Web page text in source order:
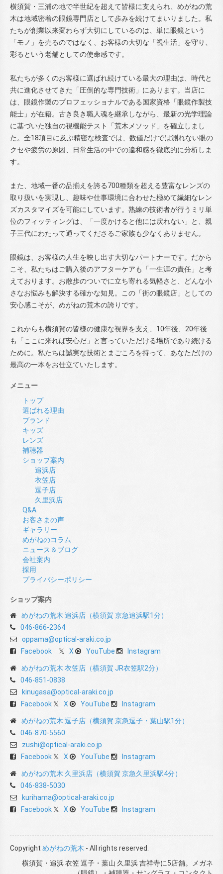
横須賀・三浦の地で半世紀を超えて皆様に支えられ、めがねの荒
木は地域密着の眼鏡専門店として歩みを続けてまいりました。私
たちが創業以来変わらず大切にしているのは、単に眼鏡という
「モノ」を売るのではなく、お客様の大切な「視生活」を守り、
彩るという老舗としての使命感です。
私たちが多くのお客様に選ばれ続けている最大の理由は、時代と
共に進化させてきた「圧倒的な専門技術」にあります。当店に
は、眼鏡作製のプロフェッショナルである国家資格「眼鏡作製技
能士」が在籍。古き良き職人魂を継承しながら、最新の光学理論
に基づいた独自の視機能テスト「荒木メソッド」を確立しまし
た。全18項目に及ぶ精密な検査では、数値だけでは測れない眼の
クセや疲労の原因、日常生活の中での違和感を徹底的に分析しま
す。
また、地域一番の品揃えを誇る700種類を超える豊富なレンズの
取り扱いを実現し、趣味や仕事環境に合わせた極めて繊細なレン
ズカスタマイズを可能にしています。熟練の技術者が行うミリ単
位のフィッティングは、「一度かけると他には戻れない」と、親
子三代にわたって通ってくださるご家族も少なくありません。
眼鏡は、お客様の人生を映し出す大切なパートナーです。だから
こそ、私たちはご購入後のアフターケアも「一生涯の責任」と考
えております。お散歩のついでに立ち寄れる気軽さと、どんな小
さなお悩みも解決する確かな知見。この「街の眼鏡店」としての
安心感こそが、めがねの荒木の誇りです。
これからも横須賀の皆様の健康な視界を支え、10年後、20年後
も「ここに来れば安心だ」と言っていただける場所であり続ける
ために。私たちは誠実な技術とまごころを持って、あなただけの
最高の一本をお仕立ていたします。
メニュー
トップ
選ばれる理由
ブランド
キッズ
レンズ
補聴器
ショップ案内
追浜店
衣笠店
逗子店
久里浜店
Q&A
お客さまの声
ギャラリー
めがねのコラム
ニュース＆ブログ
会社案内
採用
プライバシーポリシー
ショップ案内
めがねの荒木 追浜店（横須賀 京急追浜駅1分）
046-866-2364
oppama@optical-araki.co.jp
Facebook
X YouTube Instagram
めがねの荒木 衣笠店（横須賀 JR衣笠駅2分）
046-851-0838
kinugasa@optical-araki.co.jp
Facebook
X YouTube Instagram
めがねの荒木 逗子店（横須賀 京急逗子・葉山駅1分）
046-870-5560
zushi@optical-araki.co.jp
Facebook
X YouTube Instagram
めがねの荒木 久里浜店（横須賀 京急久里浜駅4分）
046-838-5030
kurihama@optical-araki.co.jp
Facebook
X YouTube Instagram
Copyright めがねの荒木 - All rights reserved.
横須賀・追浜 衣笠 逗子・葉山 久里浜 吉祥寺に5店舗。メガネ